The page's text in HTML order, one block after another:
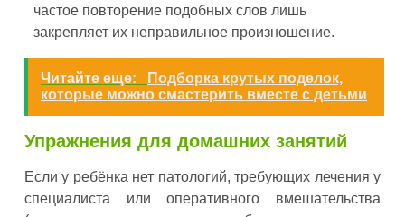
частое повторение подобных слов лишь
закрепляет их неправильное произношение.
Читайте еще:
Подборка крутых поделок,
которые можно смастерить вместе с детьми
Упражнения для домашних занятий
Если у ребёнка нет патологий, требующих лечения у
специалиста или оперативного вмешательства